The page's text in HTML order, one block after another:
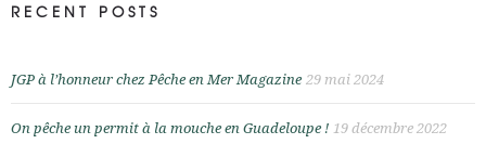
RECENT POSTS
JGP à l’honneur chez Pêche en Mer Magazine 29 mai 2024
On pêche un permit à la mouche en Guadeloupe ! 19 décembre 2022